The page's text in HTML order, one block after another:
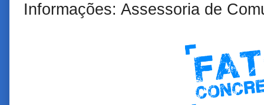
Informações: Assessoria de